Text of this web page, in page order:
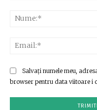
Salvați numele meu,
browser pentru data viitoare i